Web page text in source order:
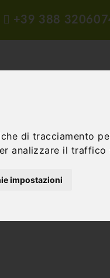
di tracciamento
analizzare il
impostazioni
+39 388
PROPOSTE DI